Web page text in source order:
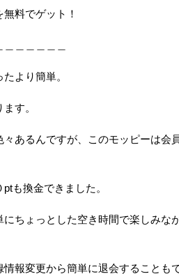
料でゲット！
より簡単。
す。
あるんですが、このモッピーは会
も換金できました。
ちょっとした空き時間で楽しみな
報変更から簡単に退会することも